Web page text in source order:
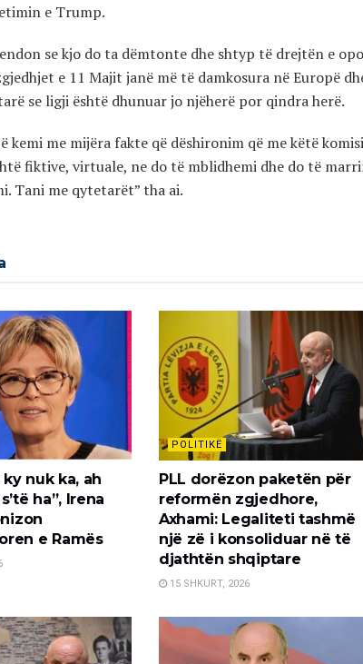
e Trump.
se kjo do ta dëmtonte dhe shtyp të drejtën e
e 11 Majit janë më të damkosura në Europë
se ligji është dhunuar jo njëherë por qindra herë.
kemi me mijëra fakte që dëshironim që me këtë
fiktive, virtuale, ne do të mblidhemi dhe do të
Tani me qytetarët” tha ai.
nuk ka, ah
ha”, Irena
e Ramës
POLITIKË
PLL dorëzon paketën për
reformën zgjedhore,
Axhami: Legaliteti tashmë
një zë i konsoliduar në të
djathtën shqiptare
15 SHKURT, 2026